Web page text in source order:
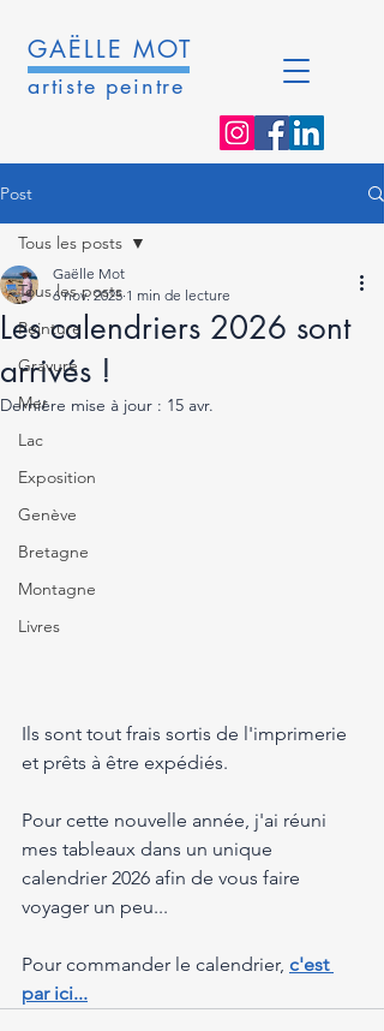
GAËLLE MOT
artiste peintre
Post
Tous les posts
Peinture
Gravure
Mer
Lac
Exposition
Genève
Bretagne
Montagne
Livres
Tous les posts
Les calendriers 2026 sont
arrivés !
Gaëlle Mot
6 nov. 2025 1 min de lecture
Dernière mise à jour : 15 avr.
Ils sont tout frais sortis de l'imprimerie
et prêts à être expédiés.
Pour cette nouvelle année, j'ai réuni
mes tableaux dans un unique
calendrier 2026 afin de vous faire
voyager un peu...
Pour commander le calendrier, c'est
par ici...